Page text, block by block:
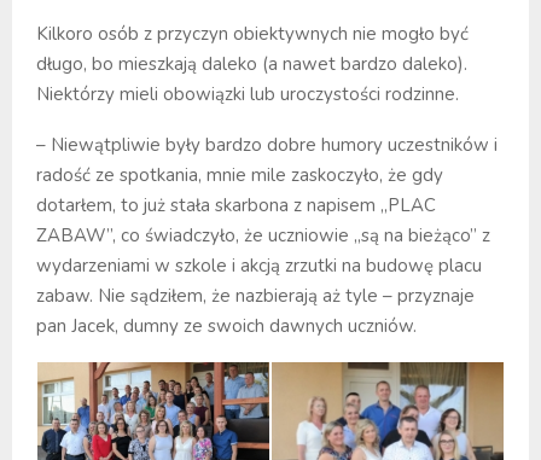
Kilkoro osób z przyczyn obiektywnych nie mogło być
długo, bo mieszkają daleko (a nawet bardzo daleko).
Niektórzy mieli obowiązki lub uroczystości rodzinne.
– Niewątpliwie były bardzo dobre humory uczestników i
radość ze spotkania, mnie mile zaskoczyło, że gdy
dotarłem, to już stała skarbona z napisem „PLAC
ZABAW”, co świadczyło, że uczniowie „są na bieżąco” z
wydarzeniami w szkole i akcją zrzutki na budowę placu
zabaw. Nie sądziłem, że nazbierają aż tyle – przyznaje
pan Jacek, dumny ze swoich dawnych uczniów.